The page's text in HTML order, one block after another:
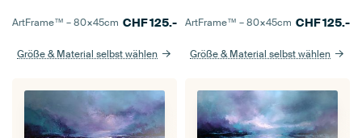
ArtFrame™ –80×45cm CHF125.-
Größe & Material selbst wählen
ArtFrame™ –80×45cm CHF125.-
Größe & Material selbst wählen